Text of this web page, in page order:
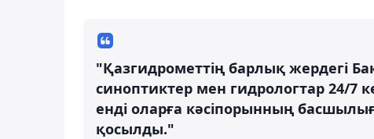
"Қазгидрометтің барлық жердегі
синоптиктер мен гидрологтар 24/7
енді оларға кәсіпорынның
қосылды."